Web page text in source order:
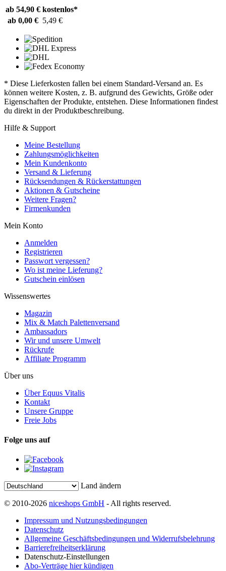
ab 54,90 € kostenlos*
ab 0,00 € 5,49 €
* Diese Lieferkosten fallen bei einem Standard-Versand an. Es
können weitere Kosten, z. B. aufgrund des Gewichts, Größe oder
Eigenschaften der Produkte, entstehen. Diese Informationen findest
du direkt in der Produktbeschreibung.
Hilfe & Support
Meine Bestellung
Zahlungsmöglichkeiten
Mein Kundenkonto
Versand & Lieferung
Rücksendungen & Rückerstattungen
Aktionen & Gutscheine
Weitere Fragen?
Firmenkunden
Mein Konto
Anmelden
Registrieren
Passwort vergessen?
Wo ist meine Lieferung?
Gutschein einlösen
Wissenswertes
Magazin
Mix & Match Palettenversand
Ambassadors
Wir und unsere Umwelt
Rückrufe
Affiliate Programm
Über uns
Über Equus Vitalis
Kontakt
Unsere Gruppe
Freie Jobs
Folge uns auf
Land ändern
© 2010-2026 niceshops GmbH - All rights reserved.
Impressum und Nutzungsbedingungen
Datenschutz
Allgemeine Geschäftsbedingungen und Widerrufsbelehrung
Barrierefreiheitserklärung
Datenschutz-Einstellungen
Abo-Verträge hier kündigen